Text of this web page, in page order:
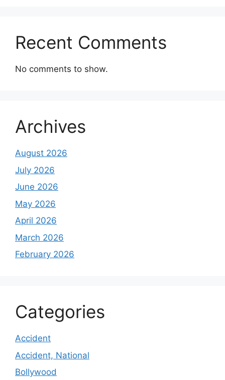
Recent Comments
No comments to show.
Archives
August 2026
July 2026
June 2026
May 2026
April 2026
March 2026
February 2026
Categories
Accident
Accident, National
Bollywood